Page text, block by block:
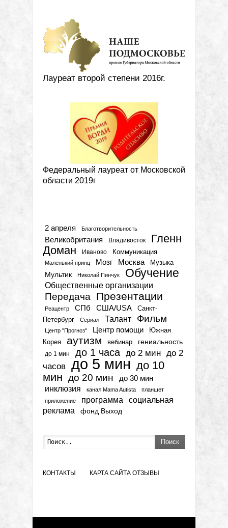
Лауреат второй степени 2016г.
Федеральный лауреат от Московской
области 2019г
2 апреля Благотворительность
Великобритания Владивосток
Гленн
Доман
Иваново Коммуникация
Маленький принц Мозг Москва Музыка
Мультик Николай Пинчук Обучение
Общественные организации
Передача Презентации
Реацентр СПб США/USA
Санкт-
Петербург
Сериал Талант Фильм
Центр "Прогноз" Центр помощи
Южная
Корея
аутизм вебинар гениальность
до 1 мин до 1 часа до 2 мин до 2
часов до 5 мин до 10
мин до 20 мин до 30 мин
инклюзия канал Mama Autista
планшет
приложение
программа
социальная
реклама
фонд Выход
Поиск
КОНТАКТЫ КАРТА САЙТА ОТЗЫВЫ